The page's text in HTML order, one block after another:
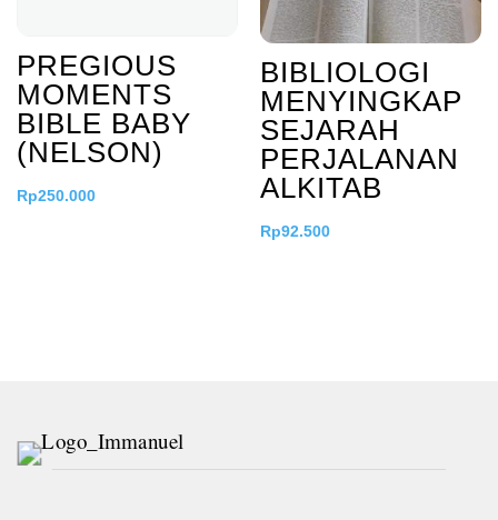
PREGIOUS
MOMENTS
BIBLE BABY
(NELSON)
Rp250.000
BIBLIOLOGI
MENYINGKAP
SEJARAH
PERJALANAN
ALKITAB
Rp92.500